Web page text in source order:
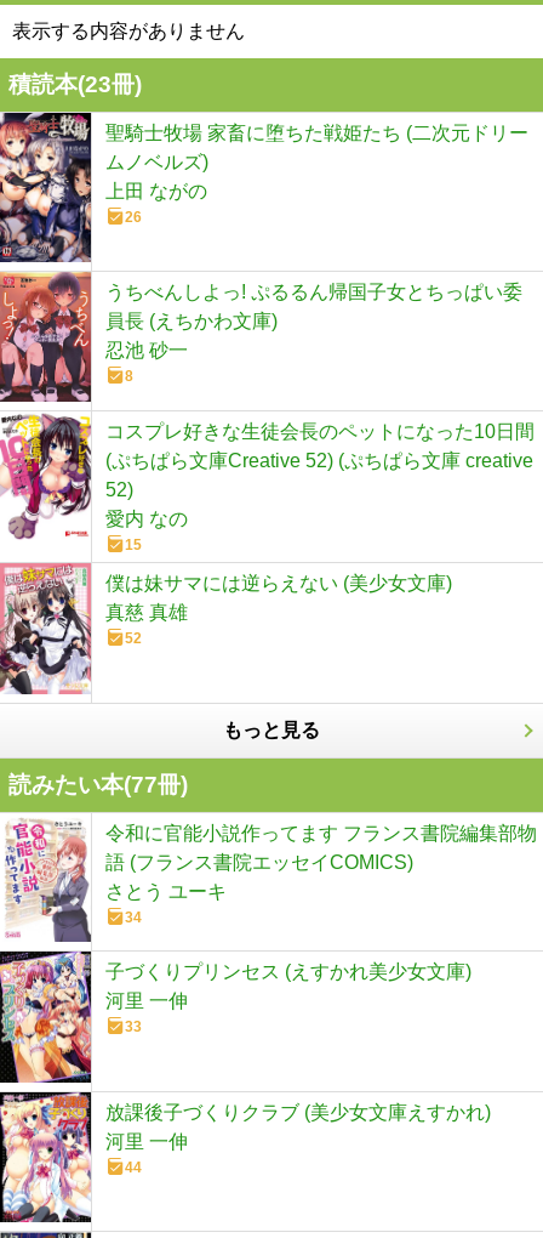
表示する内容がありません
積読本(23冊)
聖騎士牧場 家畜に堕ちた戦姫たち (二次元ドリー
ムノベルズ)
上田 ながの
26
うちべんしよっ! ぷるるん帰国子女とちっぱい委
員長 (えちかわ文庫)
忍池 砂一
8
コスプレ好きな生徒会長のペットになった10日間
(ぷちぱら文庫Creative 52) (ぷちぱら文庫 creative
52)
愛内 なの
15
僕は妹サマには逆らえない (美少女文庫)
真慈 真雄
52
もっと見る
読みたい本(77冊)
令和に官能小説作ってます フランス書院編集部物
語 (フランス書院エッセイCOMICS)
さとう ユーキ
34
子づくりプリンセス (えすかれ美少女文庫)
河里 一伸
33
放課後子づくりクラブ (美少女文庫えすかれ)
河里 一伸
44